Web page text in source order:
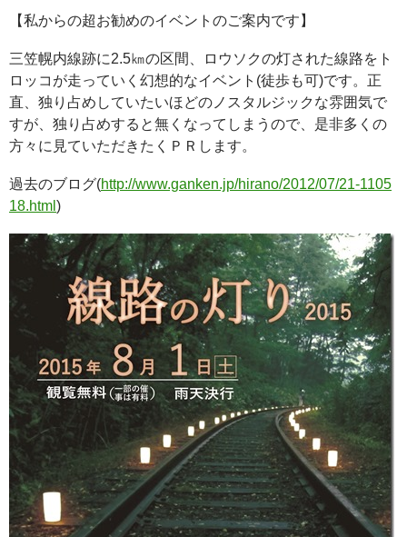
【私からの超お勧めのイベントのご案内です】
三笠幌内線跡に2.5㎞の区間、ロウソクの灯された線路をト
ロッコが走っていく幻想的なイベント(徒歩も可)です。正
直、独り占めしていたいほどのノスタルジックな雰囲気で
すが、独り占めすると無くなってしまうので、是非多くの
方々に見ていただきたくＰＲします。
過去のブログ(http://www.ganken.jp/hirano/2012/07/21-1105
18.html )